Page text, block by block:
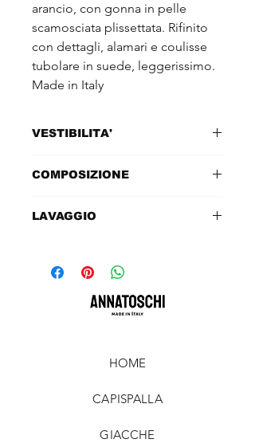
arancio, con gonna in pelle
scamosciata plissettata. Rifinito
con dettagli, alamari e coulisse
tubolare in suede, leggerissimo.
Made in Italy
VESTIBILITA'
SPALLE: 42cm
COLLO:
VITA: regolabile con coulisse
FIANCHI: ampi
COMPOSIZIONE
volpe argentata
LAVAGGIO
HOME
CAPISPALLA
GIACCHE